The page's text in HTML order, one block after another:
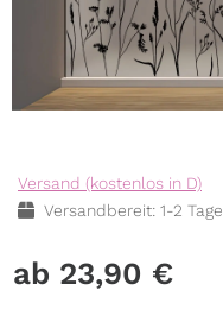
Versand (kostenlos in D)
Versandbereit: 1-2 Tage
23,90 €